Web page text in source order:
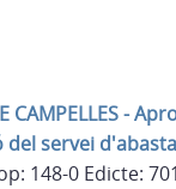
CAMPELLES -
del servei
148-0 Edicte: